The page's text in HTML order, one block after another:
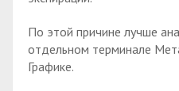
По этой причине лучше
отдельном терминале
Графике.